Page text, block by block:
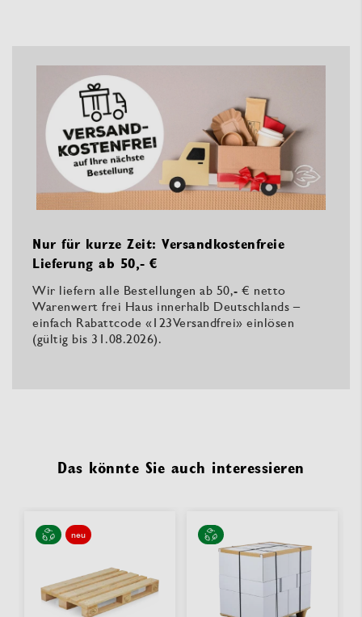
Nur für kurze Zeit: Versandkostenfreie
Lieferung ab 50,- €
Wir liefern alle Bestellungen ab 50,- € netto
Warenwert frei Haus innerhalb Deutschlands –
einfach Rabattcode «123Versandfrei» einlösen
(gültig bis 31.08.2026).
Das könnte Sie auch interessieren
neu